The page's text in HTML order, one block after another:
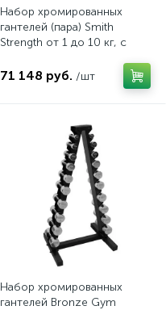
Набор хромированных
гантелей (пара) Smith
Strength от 1 до 10 кг, с
71 148 руб. /шт
Набор хромированных
гантелей Bronze Gym